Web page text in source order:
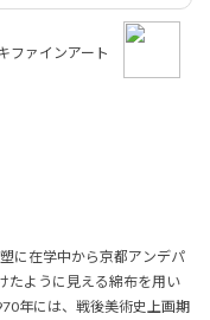
ファインアート
に在学中から京都アンデパ
たように見える綿布を用い
年には、戦後美術史上画期